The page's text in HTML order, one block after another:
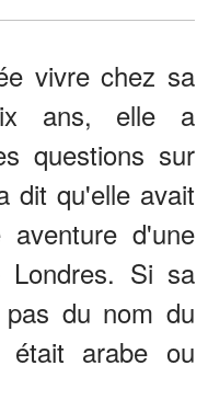
vivre chez sa
ans, elle a
questions sur
dit qu'elle avait
d'une
Si sa
du nom du
arabe ou